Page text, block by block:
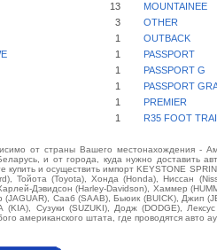
13
MOUNTAINEE
3
OTHER
1
OUTBACK
1
PASSPORT
1
PASSPORT G
1
PASSPORT
1
PREMIER
1 R35 FOOT
от страны Вашего местонахождения -
и от города, куда нужно доставить
и осуществить импорт KEYSTONE
Тойота (Toyota), Хонда (Honda), Ниссан
Дэвидсон (Harley-Davidson), Хаммер
(JAGUAR), Сааб (SAAB), Бьюик (BUICK), Джип
(KIA), Сузуки (SUZUKI), Додж (DODGE),
американского штата, где проводятся авто